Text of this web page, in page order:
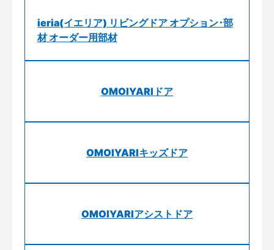
ieria(イエリア) リビングドア オプション･部
材 オーダー用部材
OMOIYARIドア
OMOIYARIキッズドア
OMOIYARIアシストドア